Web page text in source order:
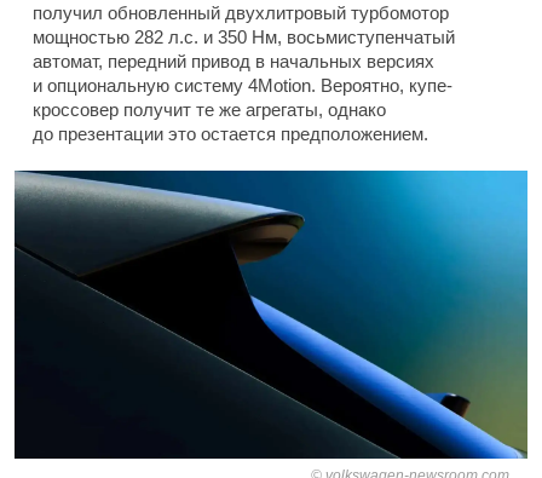
получил обновленный двухлитровый турбомотор
мощностью 282 л.с. и 350 Нм, восьмиступенчатый
автомат, передний привод в начальных версиях
и опциональную систему 4Motion. Вероятно, купе-
кроссовер получит те же агрегаты, однако
до презентации это остается предположением.